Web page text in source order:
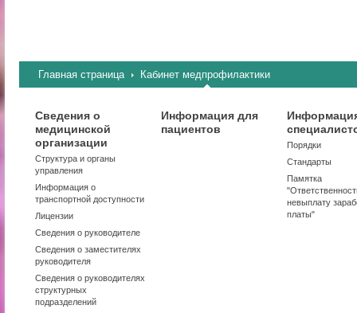
Главная страница Кабинет медпрофилактики
Сведения о
медицинской
организации
Структура и органы
управления
Информация о
транспортной доступности
Лицензии
Сведения о руководителе
Сведения о заместителях
руководителя
Сведения о руководителях
структурных
подразделений
Информация для
пациентов
Порядки
Стандарты
Памятка
невыплату
платы"